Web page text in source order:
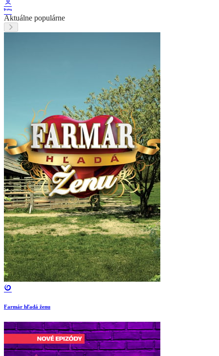
Aktuálne populárne
Farmár hľadá ženu